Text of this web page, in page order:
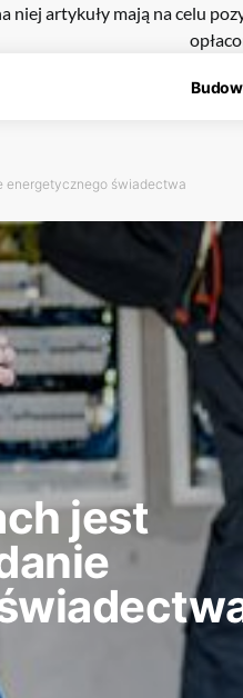
niej artykuły mają na celu
energetycznego świadectwa
jest